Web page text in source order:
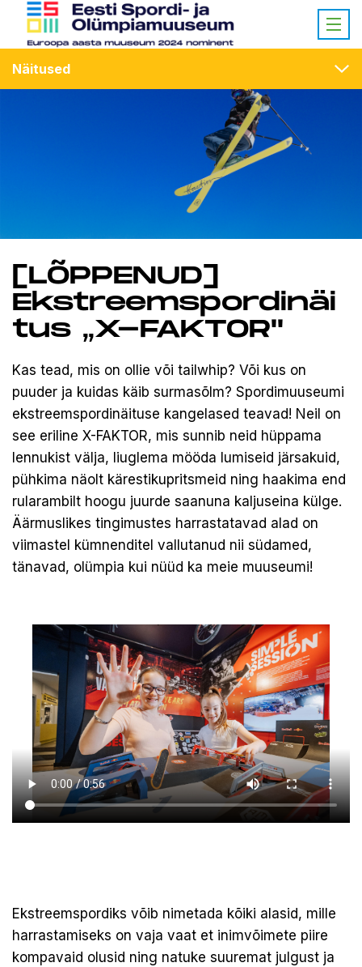
Näitused
[LÕPPENUD]
Ekstreemspordinäi
tus „X-FAKTOR"
Kas tead, mis on ollie või tailwhip? Või kus on
puuder ja kuidas käib surmasõlm? Spordimuuseumi
ekstreemspordinäituse kangelased teavad! Neil on
see eriline X-FAKTOR, mis sunnib neid hüppama
lennukist välja, liuglema mööda lumiseid järsakuid,
pühkima näolt kärestikupritsmeid ning haakima end
rularambilt hoogu juurde saanuna kaljuseina külge.
Äärmuslikes tingimustes harrastatavad alad on
viimastel kümnenditel vallutanud nii südamed,
tänavad, olümpia kui nüüd ka meie muuseumi!
Ekstreemspordiks võib nimetada kõiki alasid, mille
harrastamiseks on vaja vaat et inimvõimete piire
kompavaid olusid ning natuke suuremat julgust ja